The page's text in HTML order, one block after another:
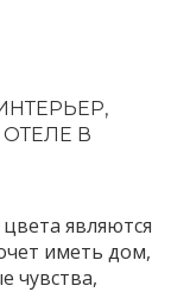
В
являются
иметь дом,
чувства,